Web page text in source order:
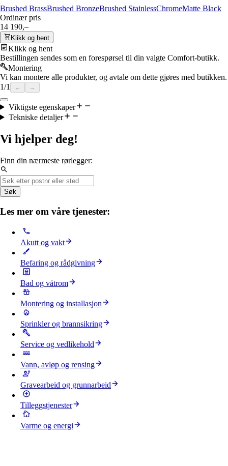
Brushed BrassBrushed BronzeBrushed StainlessChromeMatte Black
Ordinær pris
14 190,–
Klikk og hent
Klikk og hent
Bestillingen sendes som en forespørsel til din valgte Comfort-butikk.
Montering
Vi kan montere alle produkter, og avtale om dette gjøres med butikken.
1/1 ← →
Viktigste egenskaper
Tekniske detaljer
Vi hjelper deg!
Finn din nærmeste rørlegger:
Søk
Les mer om våre tjenester:
Akutt og vakt
Befaring og rådgivning
Bad og våtrom
Montering og installasjon
Sprinkler og brannsikring
Service og vedlikehold
Vann, avløp og rensing
Gravearbeid og grunnarbeid
Tilleggstjenester
Varme og energi